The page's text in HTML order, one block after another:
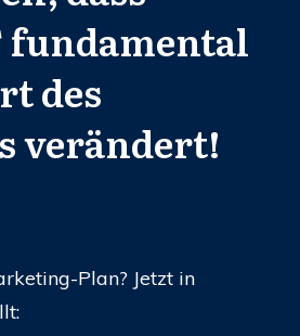
fundamental
des
verändert!
Plan? Jetzt in